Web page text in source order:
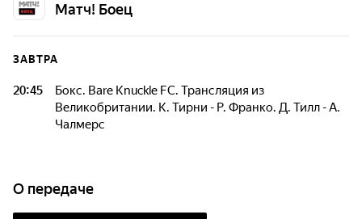
Матч! Боец
ЗАВТРА
20:45
Бокс. Bare Knuckle FC. Трансляция из
Великобритании. К. Тирни - Р. Франко. Д. Тилл - А.
Чалмерс
О передаче